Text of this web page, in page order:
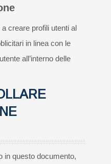
creare profili utenti al
in linea con le
all’interno delle
in questo documento,